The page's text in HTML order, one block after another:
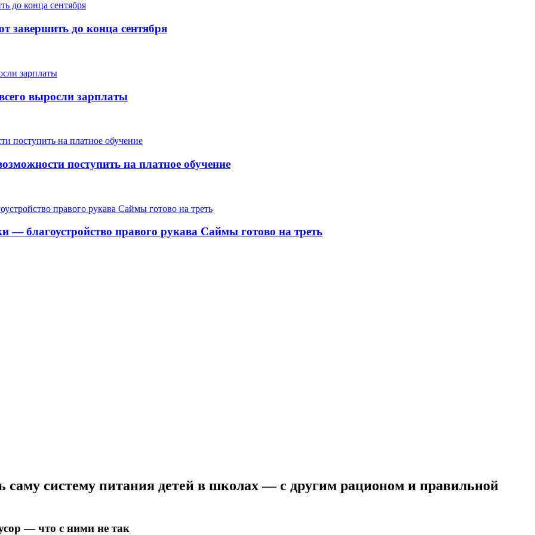
завершить до конца сентября
выросли зарплаты
поступить на платное обучение
— благоустройство правого рукава Саймы готово на треть
систему питания детей в школах — с другим рационом и правильной
— что с ними не так